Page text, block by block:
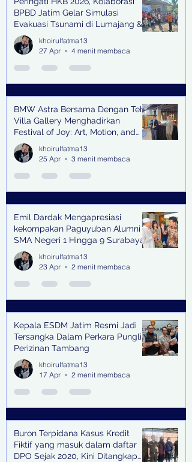
BPBD Jatim Gelar Simulasi
Evakuasi Tsunami di Lumajang &
Trenggalek
khoirulfatma13
27 Apr
4 menit membaca
BMW Astra Bersama Dengan Teh
Villa Gallery Menghadirkan
Festival of Joy: Art, Motion, and
Scent
khoirulfatma13
25 Apr
3 menit membaca
Emil Dardak Mengapresiasi
kekompakan Paguyuban Alumni
SMA Negeri 1 Hingga 9 Surabaya
(Pasmanbaya) dalam Kegiatan
Halal Bihalal
khoirulfatma13
23 Apr
2 menit membaca
Kepala ESDM Jatim Resmi Jadi
Tersangka Dalam Perkara Pungli
Perizinan Tambang
khoirulfatma13
17 Apr
2 menit membaca
Buron Terpidana Kasus Kredit
Fiktif yang masuk dalam daftar
DPO Sejak 2020, Kini Ditangkap